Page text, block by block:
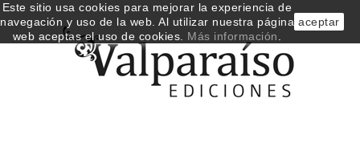
Este sitio usa cookies para mejorar la experiencia de
navegación y uso de la web. Al utilizar nuestra página
web aceptas el uso de cookies. Más información
aceptar